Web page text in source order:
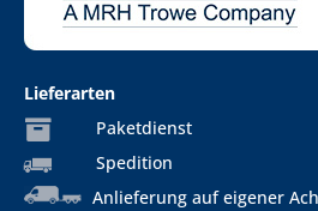
Lieferarten
Paketdienst
Spedition
Anlieferung auf eigener